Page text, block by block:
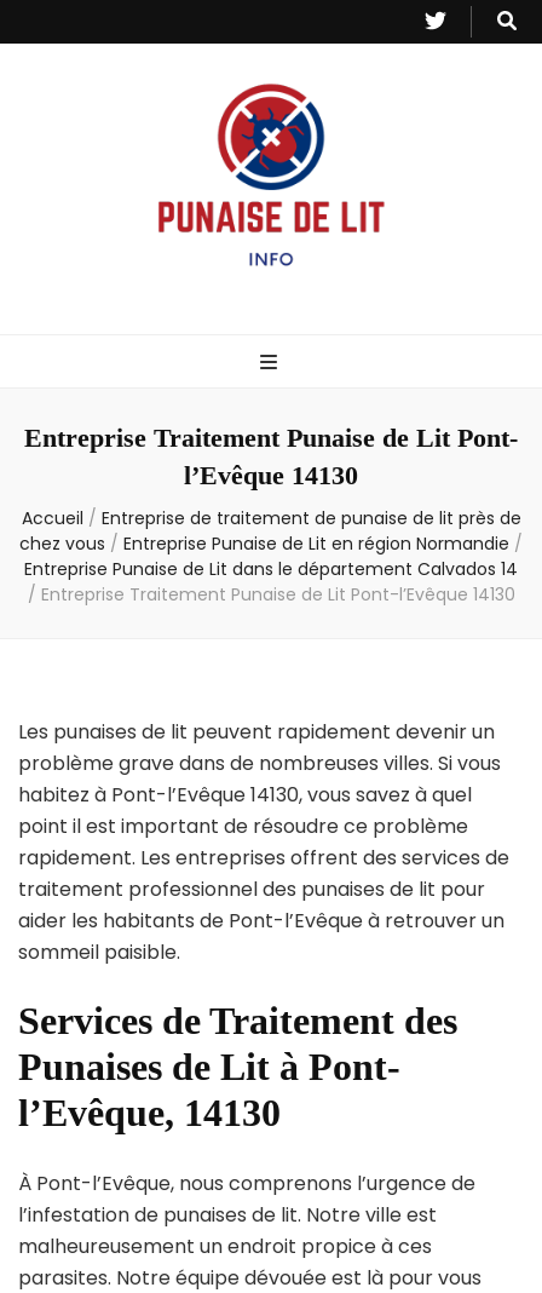
– Info
Entreprise Traitement Punaise de Lit Pont-
l’Evêque 14130
Accueil / Entreprise de traitement de punaise de lit près de
chez vous / Entreprise Punaise de Lit en région Normandie /
Entreprise Punaise de Lit dans le département Calvados 14
/ Entreprise Traitement Punaise de Lit Pont-l’Evêque 14130
Les punaises de lit peuvent rapidement devenir un
problème grave dans de nombreuses villes. Si vous
habitez à Pont-l’Evêque 14130, vous savez à quel
point il est important de résoudre ce problème
rapidement. Les entreprises offrent des services de
traitement professionnel des punaises de lit pour
aider les habitants de Pont-l’Evêque à retrouver un
sommeil paisible.
Services de Traitement des
Punaises de Lit à Pont-
l’Evêque, 14130
À Pont-l’Evêque, nous comprenons l’urgence de
l’infestation de punaises de lit. Notre ville est
malheureusement un endroit propice à ces
parasites. Notre équipe dévouée est là pour vous